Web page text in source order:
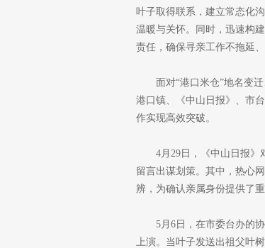
叶子取得联系，建立常态化
温暖与关怀。同时，迅速构
责任，确保寻亲工作不拖延、
面对“港口米仓”地名变
港口镇、《中山日报》、市
作实现高效突破。
4月29日，《中山日报
留言出谋划策。其中，热心
辨，为确认亲属身份提供了重
5月6日，在市委台办的
上演。当叶子发送出祖父叶